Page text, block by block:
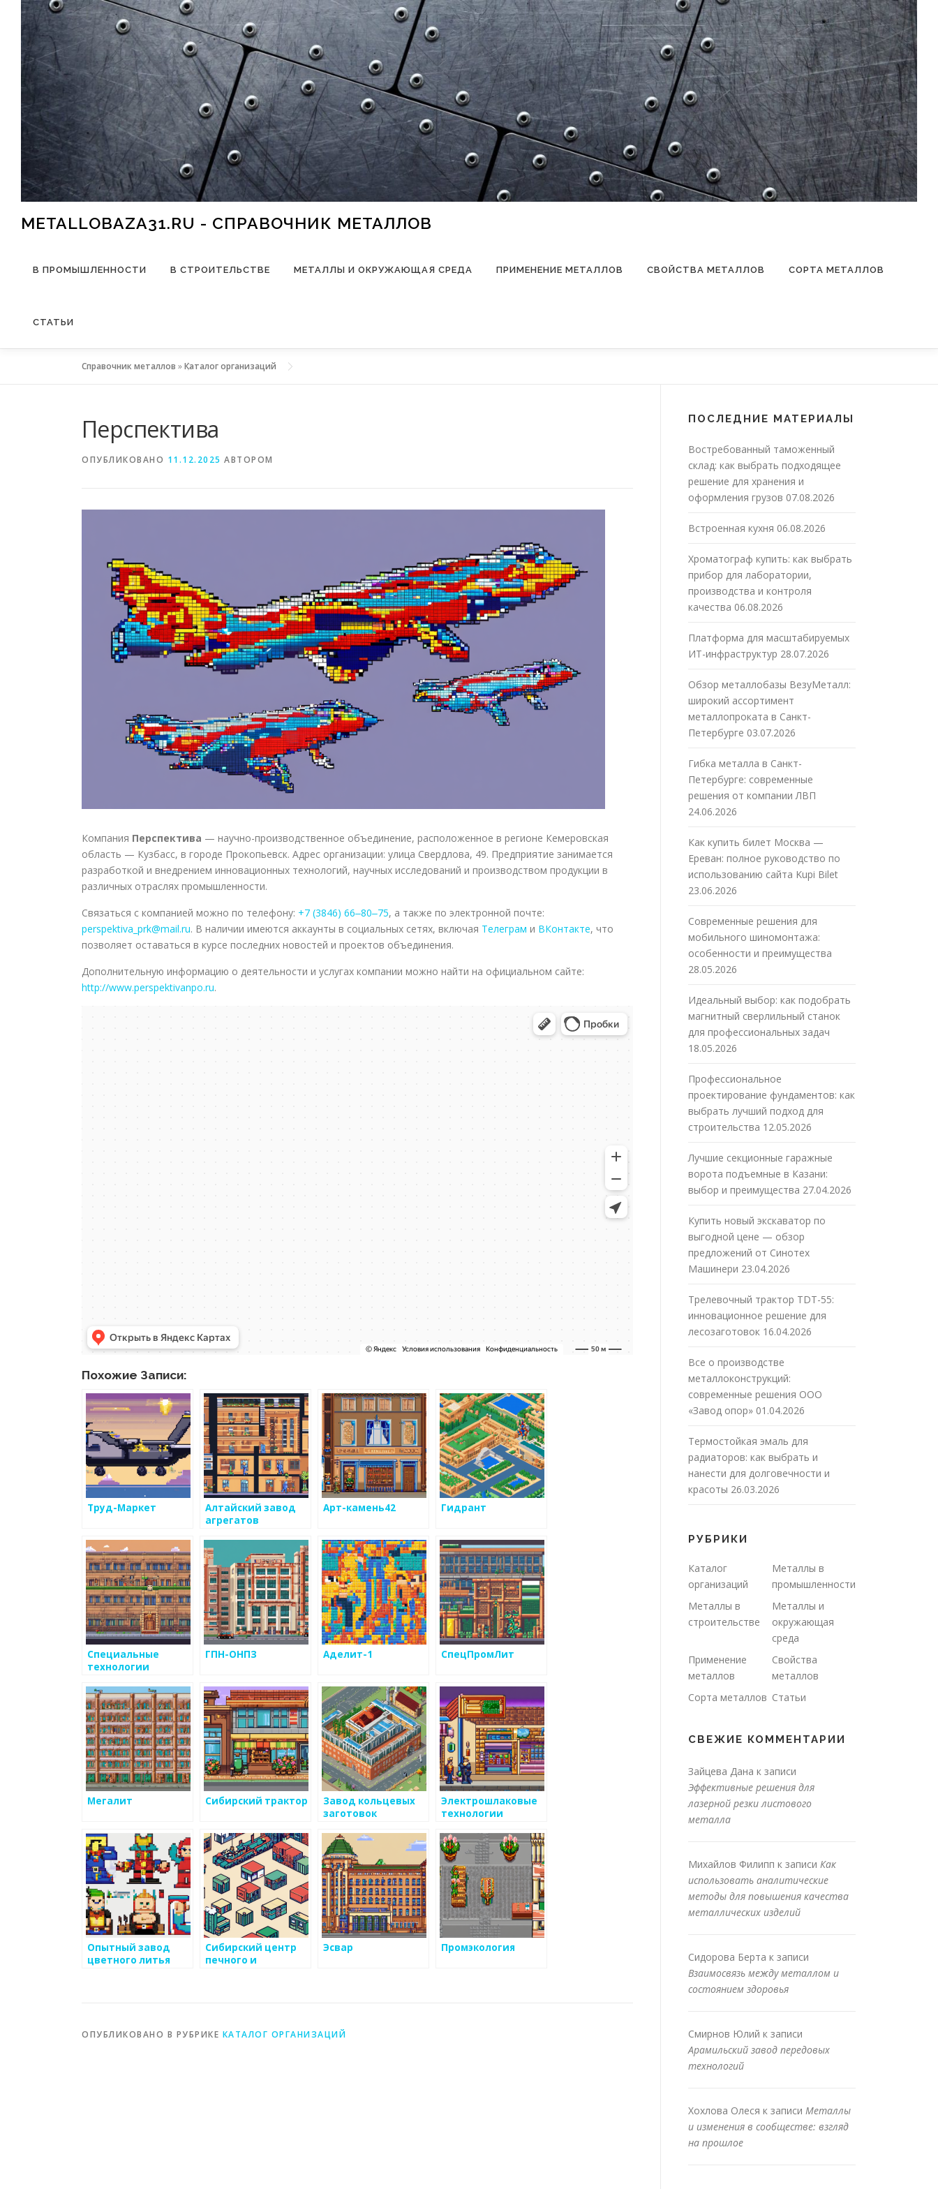
Перейти к содержимому
METALLOBAZA31.RU - СПРАВОЧНИК МЕТАЛЛОВ
В ПРОМЫШЛЕННОСТИ В СТРОИТЕЛЬСТВЕ МЕТАЛЛЫ И ОКРУЖАЮЩАЯ СРЕДА ПРИМЕНЕНИЕ МЕТАЛЛОВ СВОЙСТВА МЕТАЛЛОВ СОРТА МЕТАЛЛОВ
СТАТЬИ
Справочник металлов »Каталог организаций
Перспектива
ОПУБЛИКОВАНО 11.12.2025 АВТОРОМ
Компания Перспектива — научно-производственное объединение, расположенное в регионе Кемеровская
область — Кузбасс, в городе Прокопьевск. Адрес организации: улица Свердлова, 49. Предприятие занимается
разработкой и внедрением инновационных технологий, научных исследований и производством продукции в
различных отраслях промышленности.
Связаться с компанией можно по телефону: +7 (3846) 66‒80‒75, а также по электронной почте:
perspektiva_prk@mail.ru. В наличии имеются аккаунты в социальных сетях, включая Телеграм и ВКонтакте, что
позволяет оставаться в курсе последних новостей и проектов объединения.
Дополнительную информацию о деятельности и услугах компании можно найти на официальном сайте:
http://www.perspektivanpo.ru.
Похожие Записи:
Труд-Маркет
Алтайский завод
агрегатов
Арт-камень42 Гидрант
Специальные
технологии
ГПН-ОНПЗ Аделит-1 СпецПромЛит
Мегалит Сибирский трактор
Завод кольцевых
заготовок
Электрошлаковые
технологии
Опытный завод
цветного литья
Сибирский центр
печного и
Эсвар Промэкология
ОПУБЛИКОВАНО В РУБРИКЕ КАТАЛОГ ОРГАНИЗАЦИЙ
ПОСЛЕДНИЕ МАТЕРИАЛЫ
Востребованный таможенный
склад: как выбрать подходящее
решение для хранения и
оформления грузов 07.08.2026
Встроенная кухня 06.08.2026
Хроматограф купить: как выбрать
прибор для лаборатории,
производства и контроля
качества 06.08.2026
Платформа для масштабируемых
ИТ-инфраструктур 28.07.2026
Обзор металлобазы ВезуМеталл:
широкий ассортимент
металлопроката в Санкт-
Петербурге 03.07.2026
Гибка металла в Санкт-
Петербурге: современные
решения от компании ЛВП
24.06.2026
Как купить билет Москва —
Ереван: полное руководство по
использованию сайта Kupi Bilet
23.06.2026
Современные решения для
мобильного шиномонтажа:
особенности и преимущества
28.05.2026
Идеальный выбор: как подобрать
магнитный сверлильный станок
для профессиональных задач
18.05.2026
Профессиональное
проектирование фундаментов: как
выбрать лучший подход для
строительства 12.05.2026
Лучшие секционные гаражные
ворота подъемные в Казани:
выбор и преимущества 27.04.2026
Купить новый экскаватор по
выгодной цене — обзор
предложений от Синотех
Машинери 23.04.2026
Трелевочный трактор TDT-55:
инновационное решение для
лесозаготовок 16.04.2026
Все о производстве
металлоконструкций:
современные решения ООО
«Завод опор» 01.04.2026
Термостойкая эмаль для
радиаторов: как выбрать и
нанести для долговечности и
красоты 26.03.2026
РУБРИКИ
Каталог
организаций
Металлы в
промышленности
Металлы в
строительстве
Металлы и
окружающая
среда
Применение
металлов
Свойства
металлов
Сорта металлов Статьи
СВЕЖИЕ КОММЕНТАРИИ
Зайцева Дана к записи
Эффективные решения для
лазерной резки листового
металла
Михайлов Филипп к записи Как
использовать аналитические
методы для повышения качества
металлических изделий
Сидорова Берта к записи
Взаимосвязь между металлом и
состоянием здоровья
Смирнов Юлий к записи
Арамильский завод передовых
технологий
Хохлова Олеся к записи Металлы
и изменения в сообществе: взгляд
на прошлое